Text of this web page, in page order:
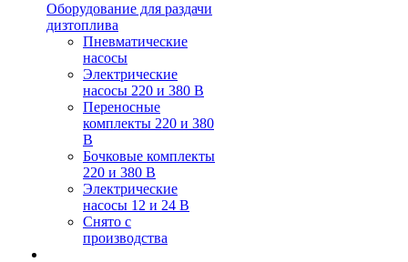
Оборудование для раздачи
дизтоплива
Пневматические
насосы
Электрические
насосы 220 и 380 В
Переносные
комплекты 220 и 380
В
Бочковые комплекты
220 и 380 В
Электрические
насосы 12 и 24 В
Снято с
производства